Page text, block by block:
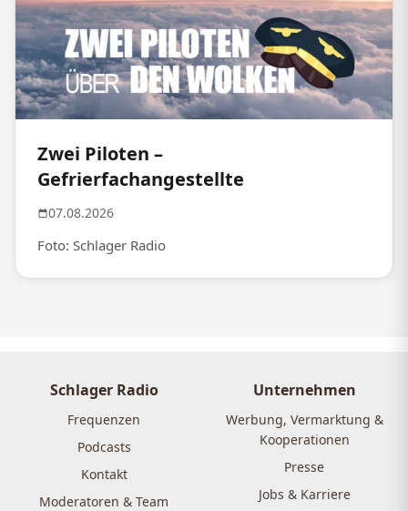
Zwei Piloten –
Gefrierfachangestellte
07.08.2026
Foto: Schlager Radio
Schlager Radio
Frequenzen
Podcasts
Kontakt
Moderatoren & Team
Unternehmen
Werbung, Vermarktung &
Kooperationen
Presse
Jobs & Karriere